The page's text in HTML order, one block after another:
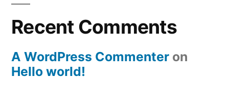
Recent Comments
A WordPress Commenter on
Hello world!